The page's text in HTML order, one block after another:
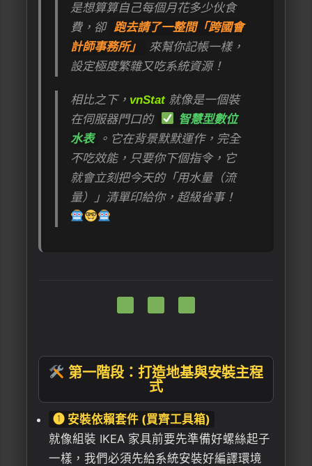
是想算算自己每個月花多少伙食
費，卻 跑去請了一整間「跨國會
計師事務所」
來幫你記帳一樣，
設定極度繁雜又吃系統資源！
相比之下， vnStat就像是一個裝
在伺服器門口的
智慧型數位
水表
。它在背景默默運作，完全
不吃效能，只要你下個指令，它
就會立刻把今天的「用水量（流
量）」清單印給你，超級省事！
第一階段：打造地基與安裝主程
式
❶ 安裝依賴套件 (買齊工具箱)
就像組裝 IKEA 家具前要先準備好螺絲起子
一樣，我們必須先給系統安裝好編譯環境